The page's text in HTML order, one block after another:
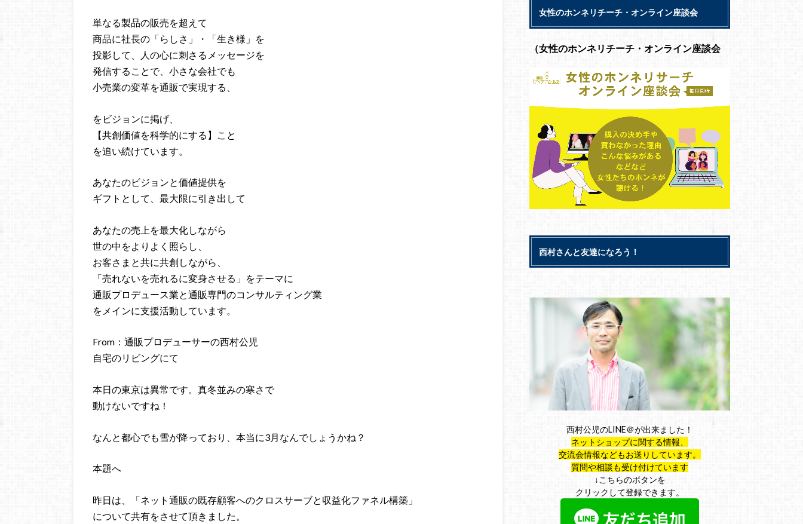
単なる製品の販売を超えて
商品に社長の「らしさ」・「生き様」を
投影して、人の心に刺さるメッセージを
発信することで、小さな会社でも
小売業の変革を通販で実現する、
をビジョンに掲げ、
【共創価値を科学的にする】こと
を追い続けています。
あなたのビジョンと価値提供を
ギフトとして、最大限に引き出して
あなたの売上を最大化しながら
世の中をよりよく照らし、
お客さまと共に共創しながら、
「売れないを売れるに変身させる」をテーマに
通販プロデュース業と通販専門のコンサルティング業
をメインに支援活動しています。
From：通販プロデューサーの西村公児
自宅のリビングにて
本日の東京は異常です。真冬並みの寒さで
動けないですね！
なんと都心でも雪が降っており、本当に3月なんでしょうかね？
本題へ
昨日は、「ネット通販の既存顧客へのクロスサーブと収益化ファネル構築」
について共有をさせて頂きました。
女性のホンネリチーチ・オンライン座談会
（女性のホンネリチーチ・オンライン座談会
西村さんと友達になろう！
西村公児のLINE＠が出来ました！
ネットショップに関する情報、
交流会情報などもお送りしています。
質問や相談も受け付けています
↓こちらのボタンを
クリックして登録できます。